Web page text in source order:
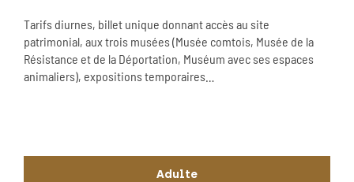
Tarifs diurnes, billet unique donnant accès au site
patrimonial, aux trois musées (Musée comtois, Musée de la
Résistance et de la Déportation, Muséum avec ses espaces
animaliers), expositions temporaires…
Adulte